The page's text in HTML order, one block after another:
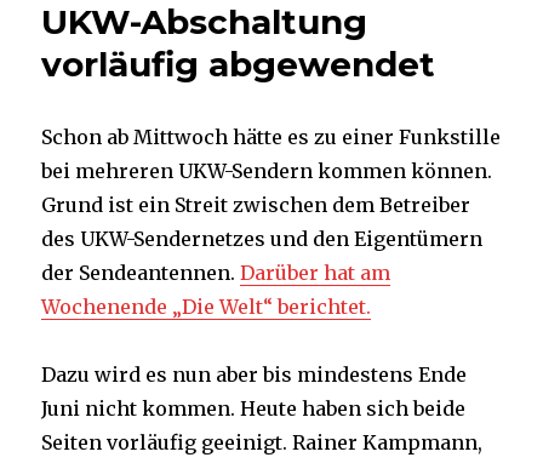
UKW-Abschaltung
vorläufig abgewendet
Schon ab Mittwoch hätte es zu einer Funkstille
bei mehreren UKW-Sendern kommen können.
Grund ist ein Streit zwischen dem Betreiber
des UKW-Sendernetzes und den Eigentümern
der Sendeantennen.Darüber hat am
Wochenende „Die Welt“ berichtet.
Dazu wird es nun aber bis mindestens Ende
Juni nicht kommen. Heute haben sich beide
Seiten vorläufig geeinigt. Rainer Kampmann,